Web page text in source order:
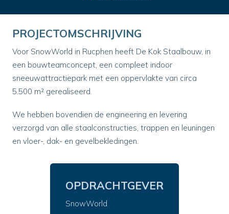
PROJECTOMSCHRIJVING
Voor SnowWorld in Rucphen heeft De Kok Staalbouw, in
een bouwteamconcept, een compleet indoor
sneeuwattractiepark met een oppervlakte van circa
5.500 m² gerealiseerd.
We hebben bovendien de engineering en levering
verzorgd van alle staalconstructies, trappen en leuningen
en vloer-, dak- en gevelbekledingen.
OPDRACHTGEVER
SnowWorld